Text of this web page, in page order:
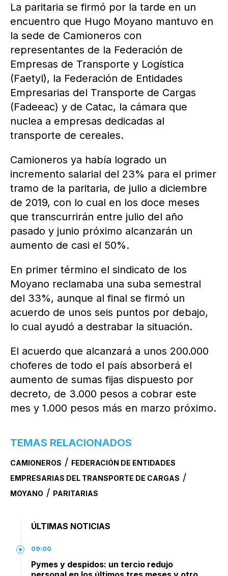
La paritaria se firmó por la tarde en un
encuentro que Hugo Moyano mantuvo en
la sede de Camioneros con
representantes de la Federación de
Empresas de Transporte y Logística
(Faetyl), la Federación de Entidades
Empresarias del Transporte de Cargas
(Fadeeac) y de Catac, la cámara que
nuclea a empresas dedicadas al
transporte de cereales.
Camioneros ya había logrado un
incremento salarial del 23% para el primer
tramo de la paritaria, de julio a diciembre
de 2019, con lo cual en los doce meses
que transcurrirán entre julio del año
pasado y junio próximo alcanzarán un
aumento de casi el 50%.
En primer término el sindicato de los
Moyano reclamaba una suba semestral
del 33%, aunque al final se firmó un
acuerdo de unos seis puntos por debajo,
lo cual ayudó a destrabar la situación.
El acuerdo que alcanzará a unos 200.000
choferes de todo el país absorberá el
aumento de sumas fijas dispuesto por
decreto, de 3.000 pesos a cobrar este
mes y 1.000 pesos más en marzo próximo.
TEMAS RELACIONADOS
CAMIONEROS / FEDERACIÓN DE ENTIDADES
EMPRESARIAS DEL TRANSPORTE DE CARGAS /
MOYANO / PARITARIAS
ÚLTIMAS NOTICIAS
09:00
Pymes y despidos: un tercio redujo